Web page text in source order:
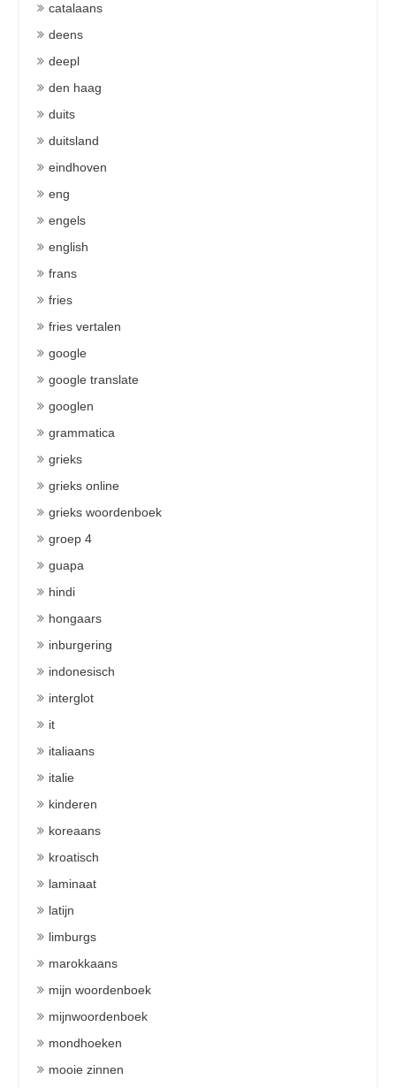
catalaans
deens
deepl
den haag
duits
duitsland
eindhoven
eng
engels
english
frans
fries
fries vertalen
google
google translate
googlen
grammatica
grieks
grieks online
grieks woordenboek
groep 4
guapa
hindi
hongaars
inburgering
indonesisch
interglot
it
italiaans
italie
kinderen
koreaans
kroatisch
laminaat
latijn
limburgs
marokkaans
mijn woordenboek
mijnwoordenboek
mondhoeken
mooie zinnen